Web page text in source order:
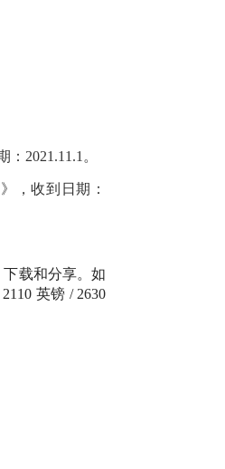
2021.11.1。
》，收到日期：
载和分享。如
2110 英镑 / 2630